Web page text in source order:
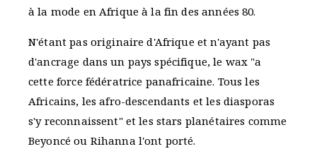
à la mode en Afrique à la fin des années 80.
N'étant pas originaire d'Afrique et n'ayant pas
d'ancrage dans un pays spécifique, le wax "a
cette force fédératrice panafricaine. Tous les
Africains, les afro-descendants et les diasporas
s'y reconnaissent" et les stars planétaires comme
Beyoncé ou Rihanna l'ont porté.